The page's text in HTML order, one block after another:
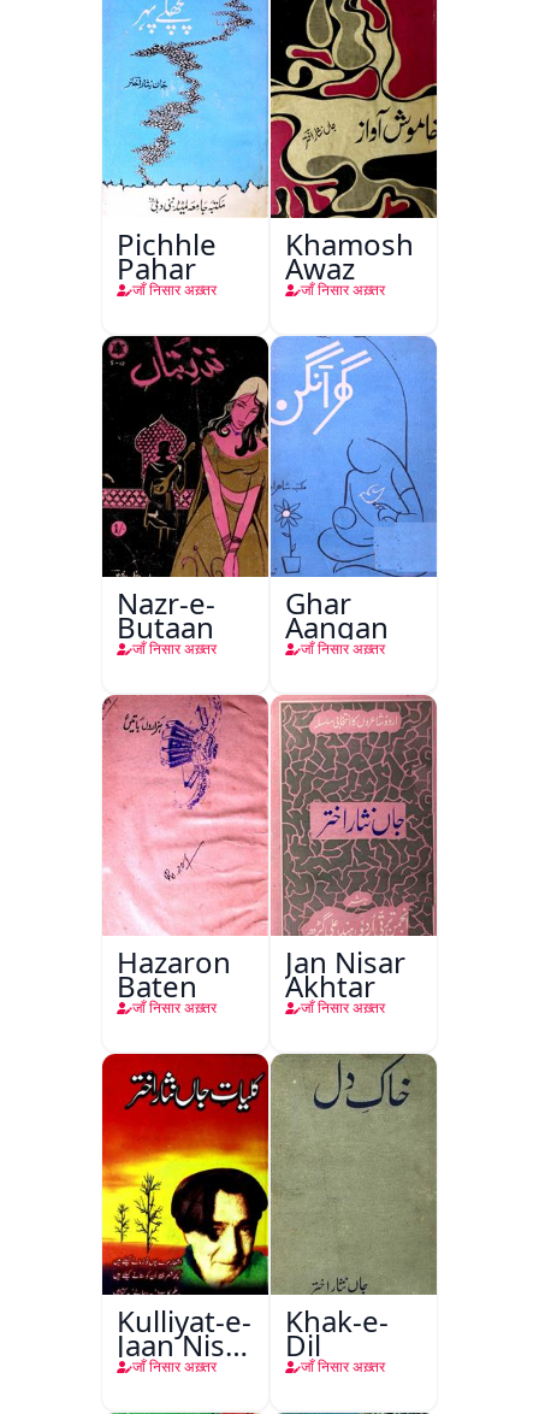
Pichhle
Pahar
जाँ निसार अख़्तर
Khamosh
Awaz
जाँ निसार अख़्तर
Nazr-e-
Butaan
जाँ निसार अख़्तर
Ghar
Aangan
जाँ निसार अख़्तर
Hazaron
Baten
जाँ निसार अख़्तर
Jan Nisar
Akhtar
जाँ निसार अख़्तर
Kulliyat-e-
Jaan Nisar
Akhtar
जाँ निसार अख़्तर
Khak-e-
Dil
जाँ निसार अख़्तर